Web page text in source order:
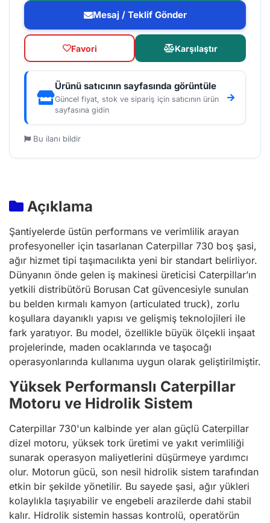
Mesaj / Teklif Gönder
Favori Karşılaştır
Ürünü satıcının sayfasında görüntüle
Güncel fiyat, stok ve sipariş için satıcının ürün
sayfasına gidin
Bu ilanı bildir
Açıklama
Şantiyelerde üstün performans ve verimlilik arayan
profesyoneller için tasarlanan Caterpillar 730 boş şasi,
ağır hizmet tipi taşımacılıkta yeni bir standart belirliyor.
Dünyanın önde gelen iş makinesi üreticisi Caterpillar’ın
yetkili distribütörü Borusan Cat güvencesiyle sunulan
bu belden kırmalı kamyon (articulated truck), zorlu
koşullara dayanıklı yapısı ve gelişmiş teknolojileri ile
fark yaratıyor. Bu model, özellikle büyük ölçekli inşaat
projelerinde, maden ocaklarında ve taşocağı
operasyonlarında kullanıma uygun olarak geliştirilmiştir.
Yüksek Performanslı Caterpillar
Motoru ve Hidrolik Sistem
Caterpillar 730'un kalbinde yer alan güçlü Caterpillar
dizel motoru, yüksek tork üretimi ve yakıt verimliliği
sunarak operasyon maliyetlerini düşürmeye yardımcı
olur. Motorun gücü, son nesil hidrolik sistem tarafından
etkin bir şekilde yönetilir. Bu sayede şasi, ağır yükleri
kolaylıkla taşıyabilir ve engebeli arazilerde dahi stabil
kalır. Hidrolik sistemin hassas kontrolü, operatörün